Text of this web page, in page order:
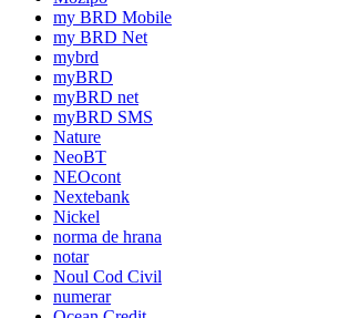
my BRD Mobile
my BRD Net
mybrd
myBRD
myBRD net
myBRD SMS
Nature
NeoBT
NEOcont
Nextebank
Nickel
norma de hrana
notar
Noul Cod Civil
numerar